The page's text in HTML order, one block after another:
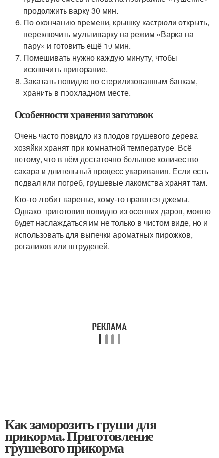
продолжить варку 30 мин.
По окончанию времени, крышку кастрюли открыть,
переключить мультиварку на режим «Варка на
пару» и готовить ещё 10 мин.
Помешивать нужно каждую минуту, чтобы
исключить пригорание.
Закатать повидло по стерилизованным банкам,
хранить в прохладном месте.
Особенности хранения заготовок
Очень часто повидло из плодов грушевого дерева
хозяйки хранят при комнатной температуре. Всё
потому, что в нём достаточно большое количество
сахара и длительный процесс уваривания. Если есть
подвал или погреб, грушевые лакомства хранят там.
Кто-то любит варенье, кому-то нравятся джемы.
Однако приготовив повидло из осенних даров, можно
будет наслаждаться им не только в чистом виде, но и
использовать для выпечки ароматных пирожков,
рогаликов или штруделей.
Как заморозить груши для
прикорма. Приготовление
грушевого прикорма